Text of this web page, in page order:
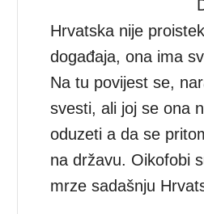
Hrvatska nije
događaja, ona ima
Na tu povijest se,
svesti, ali joj se ona
oduzeti a da se
na državu. Oikofobi
mrze sadašnju